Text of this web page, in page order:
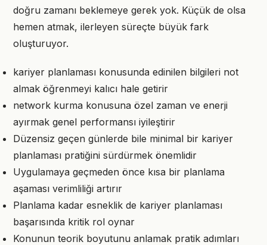
doğru zamanı beklemeye gerek yok. Küçük de olsa
hemen atmak, ilerleyen süreçte büyük fark
oluşturuyor.
kariyer planlaması konusunda edinilen bilgileri not
almak öğrenmeyi kalıcı hale getirir
network kurma konusuna özel zaman ve enerji
ayırmak genel performansı iyileştirir
Düzensiz geçen günlerde bile minimal bir kariyer
planlaması pratiğini sürdürmek önemlidir
Uygulamaya geçmeden önce kısa bir planlama
aşaması verimliliği artırır
Planlama kadar esneklik de kariyer planlaması
başarısında kritik rol oynar
Konunun teorik boyutunu anlamak pratik adımları